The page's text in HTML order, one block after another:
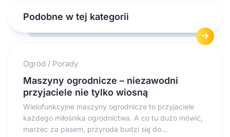
Podobne w tej kategorii
Ogród / Porady
Maszyny ogrodnicze – niezawodni
przyjaciele nie tylko wiosną
Wielofunkcyjne maszyny ogrodnicze to przyjaciele
każdego miłośnika ogrodnictwa. A co tu dużo mówić,
marzec za pasem, przyroda budzi się do...